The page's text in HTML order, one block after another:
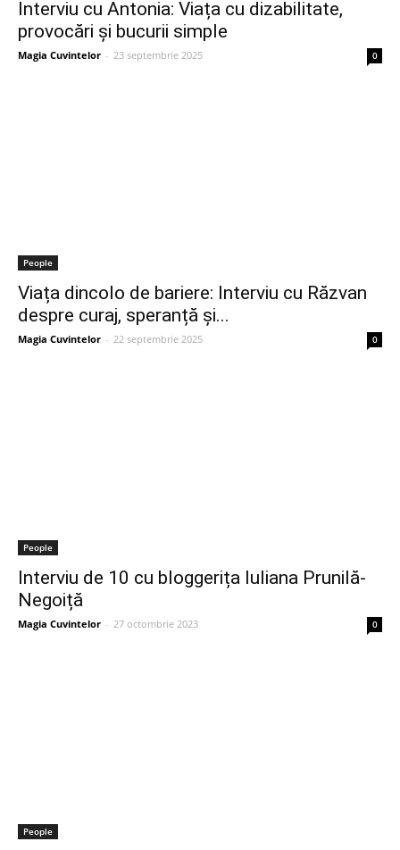
Interviu cu Antonia: Viața cu dizabilitate,
provocări și bucurii simple
Magia Cuvintelor - 23 septembrie 2025 0
People
Viața dincolo de bariere: Interviu cu Răzvan
despre curaj, speranță și...
Magia Cuvintelor - 22 septembrie 2025 0
People
Interviu de 10 cu bloggerița Iuliana Prunilă-
Negoiță
Magia Cuvintelor - 27 octombrie 2023 0
People